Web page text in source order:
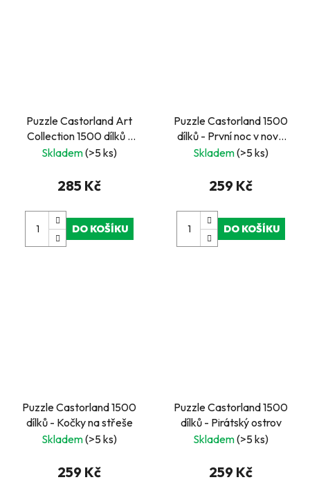
Puzzle Castorland Art
Collection 1500 dílků -
Atlantis
Skladem(>5 ks)
285 Kč
DO KOŠÍKU
Puzzle Castorland 1500
dílků - První noc v nové
zemi
Skladem(>5 ks)
259 Kč
DO KOŠÍKU
Puzzle Castorland 1500
dílků - Kočky na střeše
Skladem(>5 ks)
259 Kč
Puzzle Castorland 1500
dílků - Pirátský ostrov
Skladem(>5 ks)
259 Kč